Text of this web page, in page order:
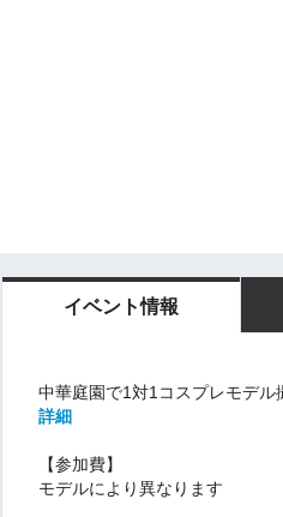
イベント情報
中華庭園で1対1コスプレモデル
詳細
【参加費】
モデルにより異なります